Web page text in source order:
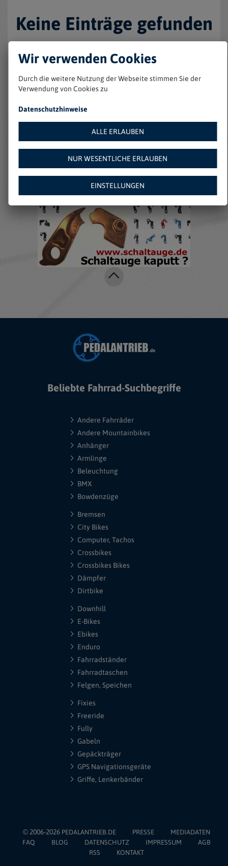
Keine Einträge gefunden
Weitere Angebote auf
Amazon:
Beliebte Fahrrad-Suchbegriffe
Andere Fahrräder
Andere Mountainbikes
Anhänger
Armlinge
Beleuchtung
BMX
Bowdenzüge
Bremsen
City Bikes
Computer, Tachos
Crossbikes
Crossbikes Bikes
Dämpfer
Dirtbike
Downhill
E-Bikes
Ebikes
Enduro
Fahrradständer
Fahrradtaschen
Felgen, Speichen
Fixies
Freeride
Fully
Gabeln
Gepäckträger
GPS Navigationsgeräte
Griffe, Lenkerbänder
© 2006-2026 PEDALANTRIEB.DE PRESSE
MEDIADATEN
FAQ
BLOG DATENSCHUTZ IMPRESSUM
AGB
RSS
KONTAKT
Wir verwenden Cookies
Durch die weitere Nutzung der Webseite stimmen Sie der
Verwendung von Cookies zu
Datenschutzhinweise
ALLE ERLAUBEN
NUR WESENTLICHE ERLAUBEN
EINSTELLUNGEN